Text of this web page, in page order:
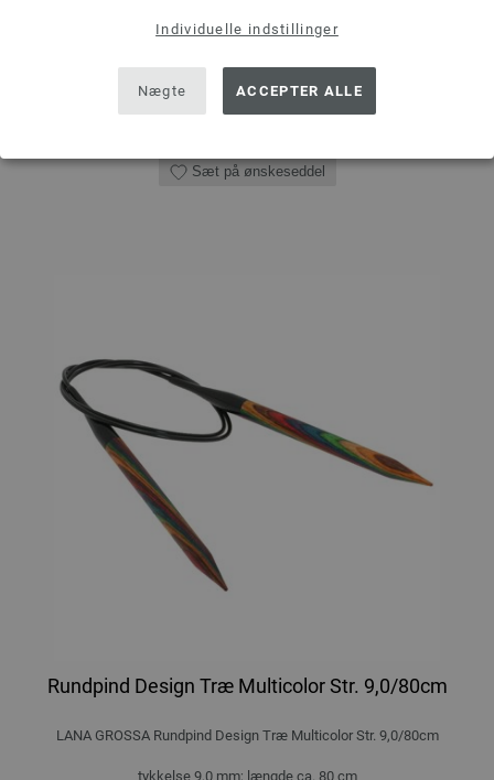
Individuelle indstillinger
Nægte ACCEPTER ALLE
Sæt på ønskeseddel
Rundpind Design Træ Multicolor Str. 9,0/80cm
LANA GROSSA Rundpind Design Træ Multicolor Str. 9,0/80cm
tykkelse 9,0 mm; længde ca. 80 cm